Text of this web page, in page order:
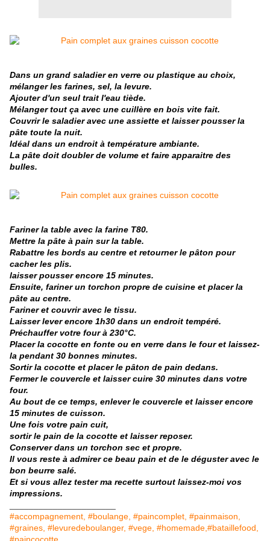
Dans un grand saladier en verre ou plastique au choix,
mélanger les farines, sel, la levure.
Ajouter d'un seul trait l'eau tiède.
Mélanger tout ça avec une cuillère en bois vite fait.
Couvrir le saladier avec une assiette et laisser pousser la
pâte toute la nuit.
Idéal dans un endroit à température ambiante.
La pâte doit doubler de volume et faire apparaitre des
bulles.
Fariner la table avec la farine T80.
Mettre la pâte à pain sur la table.
Rabattre les bords au centre et retourner le pâton pour
cacher les plis.
laisser pousser encore 15 minutes.
Ensuite, fariner un torchon propre de cuisine et placer la
pâte au centre.
Fariner et couvrir avec le tissu.
Laisser lever encore 1h30 dans un endroit tempéré.
Préchauffer votre four à 230°C.
Placer la cocotte en fonte ou en verre dans le four et laissez-
la pendant 30 bonnes minutes.
Sortir la cocotte et placer le pâton de pain dedans.
Fermer le couvercle et laisser cuire 30 minutes dans votre
four.
Au bout de ce temps, enlever le couvercle et laisser encore
15 minutes de cuisson.
Une fois votre pain cuit,
sortir le pain de la cocotte et laisser reposer.
Conserver dans un torchon sec et propre.
Il vous reste à admirer ce beau pain et de le déguster avec le
bon beurre salé.
Et si vous allez tester ma recette surtout laissez-moi vos
impressions.
#accompagnement, #boulange, #paincomplet, #painmaison,
#graines, #levuredeboulanger, #vege, #homemade ,#bataillefood,